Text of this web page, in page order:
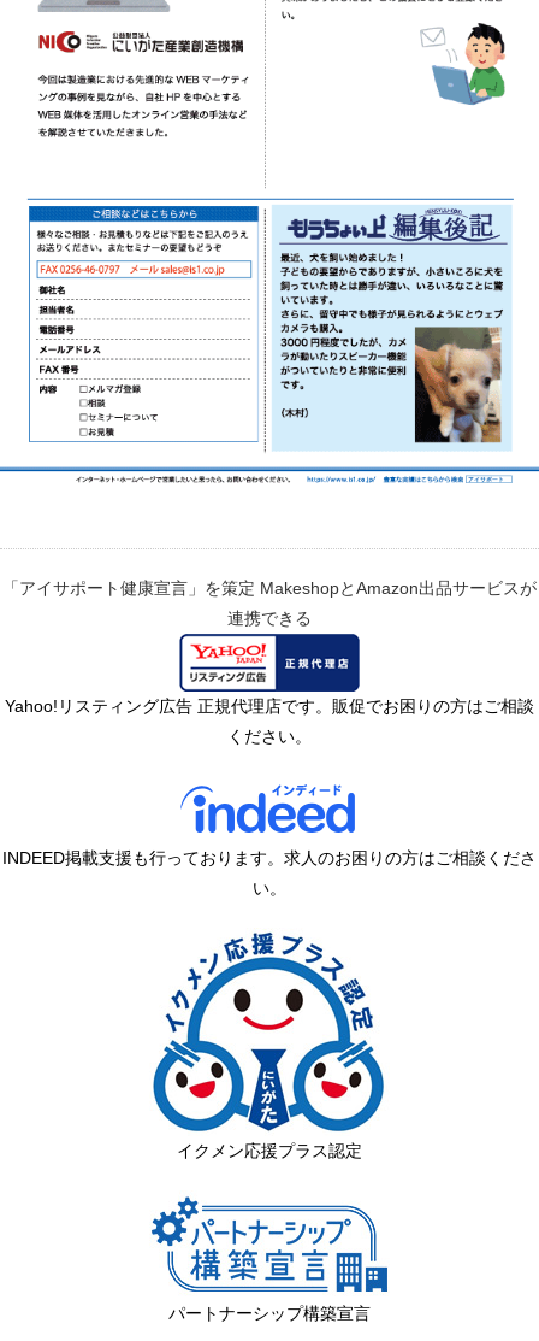
「アイサポート健康宣言」を策定 MakeshopとAmazon出品サービスが
連携できる
Yahoo!リスティング広告 正規代理店です。販促でお困りの方はご相談
ください。
INDEED掲載支援も行っております。求人のお困りの方はご相談くださ
い。
イクメン応援プラス認定
パートナーシップ構築宣言